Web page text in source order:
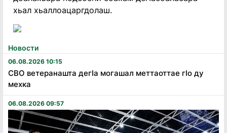
Новости
06.08.2026 10:15
СВО ветеранашта дегӏа могашал меттаоттае гӏо ду
мехка
06.08.2026 09:57
хьал хьаллоацаргдолаш.